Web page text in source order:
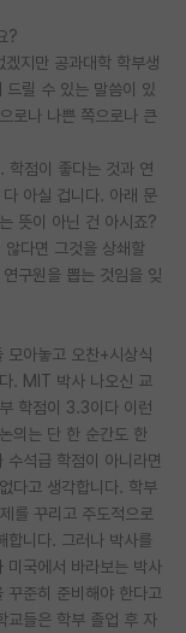
?
지만 공과대학 학부생
릴 수 있는 말씀이 있
로나 나쁜 쪽으로나 큰
학점이 좋다는 것과 연
아실 겁니다. 아래 문
뜻이 아닌 건 아시죠?
다면 그것을 상쇄할
구원을 뽑는 것임을 잊
모아놓고 오찬+시상식
. MIT 박사 나오신 교
학점이 3.3이다 이런
의는 단 한 순간도 한
수석급 학점이 아니라면
다고 생각합니다. 학부
를 꾸리고 주도적으로
합니다. 그러나 박사를
미국에서 바라보는 박사
꾸준히 준비해야 한다고
교들은 학부 졸업 후 자